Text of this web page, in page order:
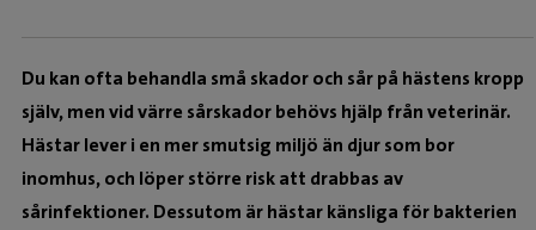
Du kan ofta behandla små skador och sår på hästens kropp
själv, men vid värre sårskador behövs hjälp från veterinär.
Hästar lever i en mer smutsig miljö än djur som bor
inomhus, och löper större risk att drabbas av
sårinfektioner. Dessutom är hästar känsliga för bakterien